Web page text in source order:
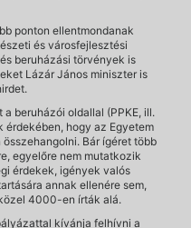
ponton ellentmondanak
és városfejlesztési
beruházási törvények is
Lázár János miniszter is
beruházói oldallal (PPKE, ill.
hogy az Egyetem
Bár ígéret több
egyelőre nem mutatkozik
érdekek, igények valós
annak ellenére sem,
4000-en írták alá.
kívánja felhívni a